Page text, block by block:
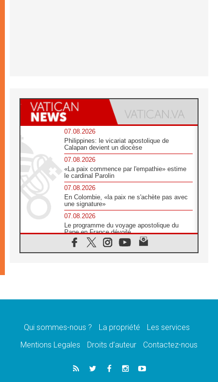
07.08.2026
Philippines: le vicariat apostolique de
Calapan devient un diocèse
07.08.2026
«La paix commence par l'empathie» estime
le cardinal Parolin
07.08.2026
En Colombie, «la paix ne s'achète pas avec
une signature»
07.08.2026
Le programme du voyage apostolique du
Pape en France dévoilé
07.08.2026
1ère Conférence continentale sur l'éducation
07.08.2026
07.08.2026
lancement des «dix jours de prière pour la
06.08.2026
Préparatifs des JMJ 2027 à Séoul: «c'est
Qui sommes-nous ? La propriété
Les services
Mentions Legales
Droits d’auteur Contactez-nous